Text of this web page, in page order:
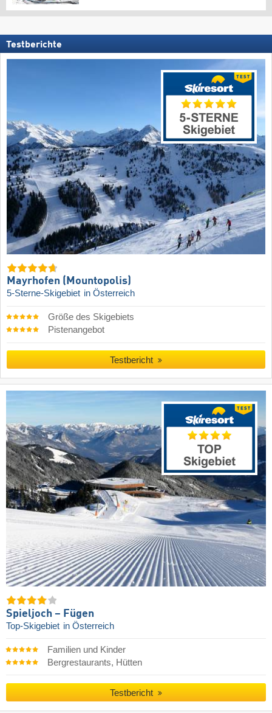
Testberichte
Mayrhofen (Mountopolis)
5-Sterne-Skigebiet in Österreich
Größe des Skigebiets
Pistenangebot
Testbericht
Spieljoch – Fügen
Top-Skigebiet in Österreich
Familien und Kinder
Bergrestaurants, Hütten
Testbericht